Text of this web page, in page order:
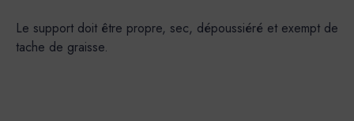
Le support doit être propre, sec, dépoussiéré et exempt de
tache de graisse.